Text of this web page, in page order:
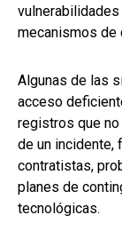
mecanismos de
Algunas de las
acceso
registros que
de un incidente,
contratistas,
planes de
tecnológicas.